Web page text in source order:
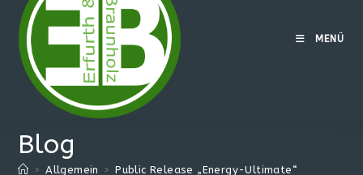
MENÜ
Blog
> Allgemein > Public Release „Energy-Ultimate“